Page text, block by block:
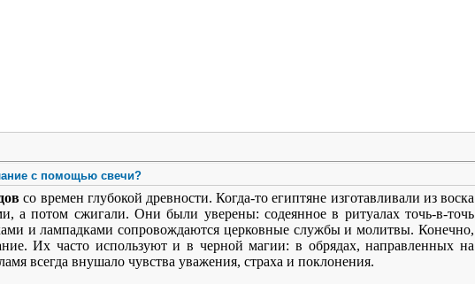
с помощью свечи?
со времен глубокой древности. Когда-то египтяне изготавливали из воска
а потом сжигали. Они были уверены: содеянное в ритуалах точь-в-точь
и лампадками сопровождаются церковные службы и молитвы. Конечно,
Их часто используют и в черной магии: в обрядах, направленных на
всегда внушало чувства уважения, страха и поклонения.